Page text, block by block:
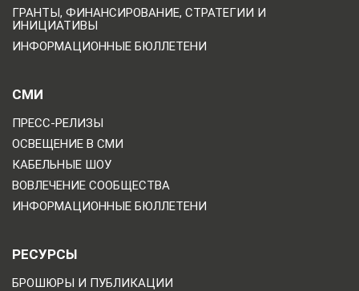
ГРАНТЫ, ФИНАНСИРОВАНИЕ, СТРАТЕГИИ И
ИНИЦИАТИВЫ
ИНФОРМАЦИОННЫЕ БЮЛЛЕТЕНИ
СМИ
ПРЕСС-РЕЛИЗЫ
ОСВЕЩЕНИЕ В СМИ
КАБЕЛЬНЫЕ ШОУ
ВОВЛЕЧЕНИЕ СООБЩЕСТВА
ИНФОРМАЦИОННЫЕ БЮЛЛЕТЕНИ
РЕСУРСЫ
БРОШЮРЫ И ПУБЛИКАЦИИ